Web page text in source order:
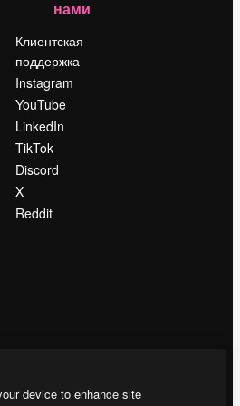
нами
Клиентская
поддержка
Instagram
YouTube
LinkedIn
TikTok
Discord
X
Reddit
device to enhance site